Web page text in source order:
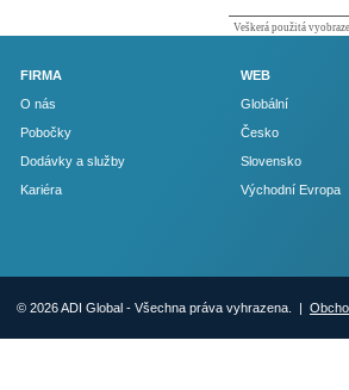
Veškerá použitá
FIRMA
O nás
Pobočky
Dodávky a služby
Kariéra
WEB
Globální
Česko
Slovensko
Východní Evropa
© 2026 ADI Global - Všechna práva vyhrazena. |